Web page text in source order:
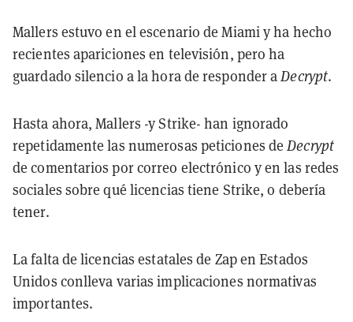
Mallers estuvo en el escenario de Miami y ha hecho
recientes apariciones en televisión, pero ha
guardado silencio a la hora de responder aDecrypt.
Hasta ahora, Mallers -y Strike- han ignorado
repetidamente las numerosas peticiones deDecrypt
de comentarios por correo electrónico y en las redes
sociales sobre qué licencias tiene Strike, o debería
tener.
La falta de licencias estatales de Zap en Estados
Unidos conlleva varias implicaciones normativas
importantes.